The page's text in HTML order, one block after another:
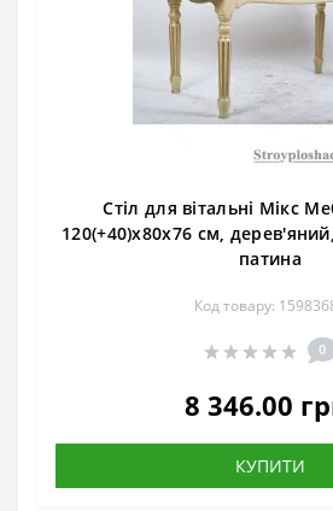
Стіл для вітальні Мікс
120(+40)x80x76 см,
патина
Код товару:
0
8 346.00
КУПИТИ